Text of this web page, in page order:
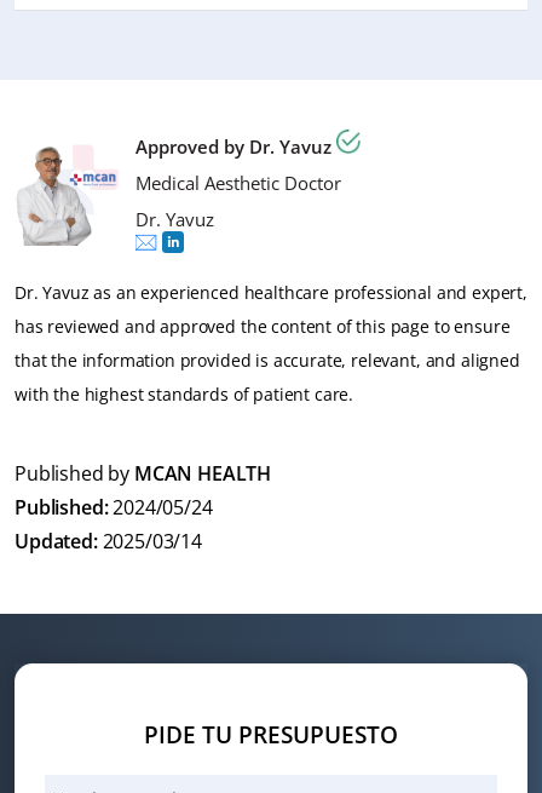
ejercicios ligeros tanto como tu cuerpo lo permita. Tu
cirujano también puede recomendarte medicamentos
de venta libre para tratar el estreñimiento.
Approved by Dr. Yavuz
Medical Aesthetic Doctor
Dr. Yavuz
Dr. Yavuz as an experienced healthcare professional and expert,
has reviewed and approved the content of this page to ensure
that the information provided is accurate, relevant, and aligned
with the highest standards of patient care.
Published by MCAN HEALTH
Published:2024/05/24
Updated:2025/03/14
PIDE TU PRESUPUESTO